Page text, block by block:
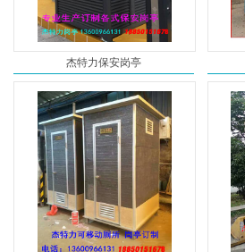
杰特力保安岗亭